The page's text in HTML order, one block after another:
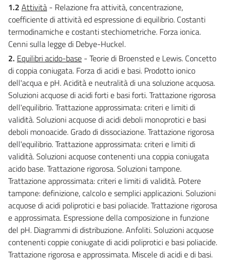
1.2 Attività - Relazione fra attività, concentrazione,
coefficiente di attività ed espressione di equilibrio. Costanti
termodinamiche e costanti stechiometriche. Forza ionica.
Cenni sulla legge di Debye-Huckel.
2. Equilibri acido-base - Teorie di Broensted e Lewis. Concetto
di coppia coniugata. Forza di acidi e basi. Prodotto ionico
dell'acqua e pH. Acidità e neutralità di una soluzione acquosa.
Soluzioni acquose di acidi forti e basi forti. Trattazione rigorosa
dell'equilibrio. Trattazione approssimata: criteri e limiti di
validità. Soluzioni acquose di acidi deboli monoprotici e basi
deboli monoacide. Grado di dissociazione. Trattazione rigorosa
dell'equilibrio. Trattazione approssimata: criteri e limiti di
validità. Soluzioni acquose contenenti una coppia coniugata
acido base. Trattazione rigorosa. Soluzioni tampone.
Trattazione approssimata: criteri e limiti di validità. Potere
tampone: definizione, calcolo e semplici applicazioni. Soluzioni
acquose di acidi poliprotici e basi poliacide. Trattazione rigorosa
e approssimata. Espressione della composizione in funzione
del pH. Diagrammi di distribuzione. Anfoliti. Soluzioni acquose
contenenti coppie coniugate di acidi poliprotici e basi poliacide.
Trattazione rigorosa e approssimata. Miscele di acidi e di basi.